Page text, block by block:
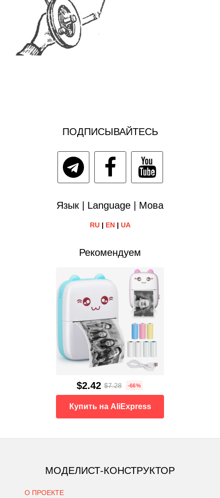
ПОДПИСЫВАЙТЕСЬ
Язык | Language | Мова
RU| EN| UA
Рекомендуем
$2.42 $7.28 -66%
Купить на AliExpress
МОДЕЛИСТ-КОНСТРУКТОР
О ПРОЕКТЕ